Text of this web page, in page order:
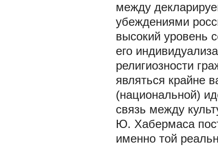
между
убеждениями
высокий уровень
его
религиозности
являться крайне
(национальной)
связь между
Ю. Хабермаса
именно той